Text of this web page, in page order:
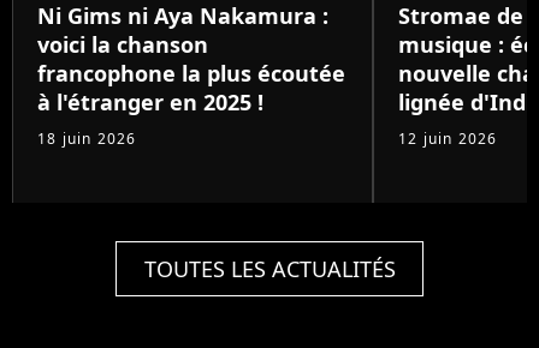
Ni Gims ni Aya Nakamura :
voici la chanson
francophone la plus écoutée
à l'étranger en 2025 !
18 juin 2026
Stromae de
musique :
nouvelle
lignée
12 juin 2026
TOUTES LES ACTUALITÉS